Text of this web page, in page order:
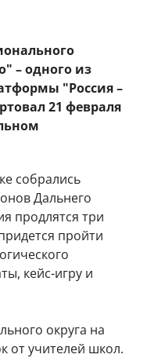
–одного из
"Россия –
21 февраля
собрались
Дальнего
продлятся три
пройти
кейс-игру и
округа на
от учителей школ.